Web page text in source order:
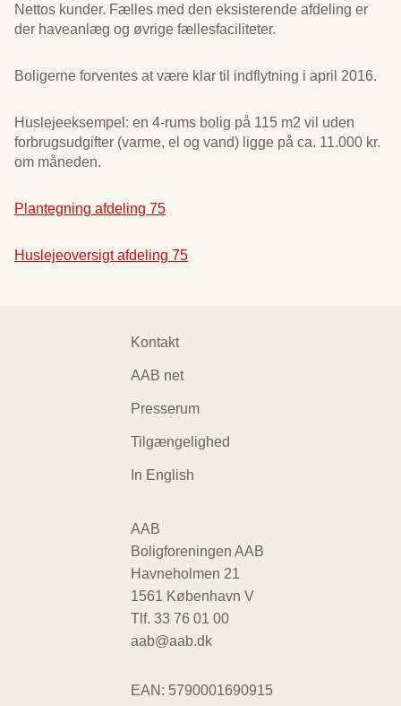
Nettos kunder. Fælles med den eksisterende afdeling er
der haveanlæg og øvrige fællesfaciliteter.
Boligerne forventes at være klar til indflytning i april 2016.
Huslejeeksempel: en 4-rums bolig på 115 m2 vil uden
forbrugsudgifter (varme, el og vand) ligge på ca. 11.000 kr.
om måneden.
Plantegning afdeling 75
Huslejeoversigt afdeling 75
Footer
navigation
Kontakt
AAB net
Presserum
Tilgængelighed
In English
AAB
Boligforeningen AAB
Havneholmen 21
1561 København V
Tlf. 33 76 01 00
aab@aab.dk
EAN: 5790001690915